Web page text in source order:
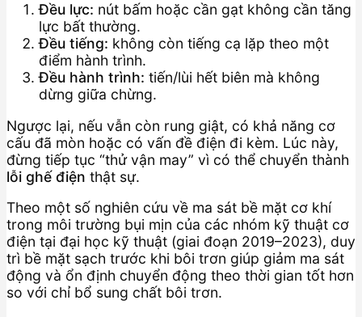
Đều lực: nút bấm hoặc cần gạt không cần tăng
lực bất thường.
Đều tiếng: không còn tiếng cạ lặp theo một
điểm hành trình.
Đều hành trình: tiến/lùi hết biên mà không
dừng giữa chừng.
Ngược lại, nếu vẫn còn rung giật, có khả năng cơ
cấu đã mòn hoặc có vấn đề điện đi kèm. Lúc này,
đừng tiếp tục “thử vận may” vì có thể chuyển thành
lỗi ghế điện thật sự.
Theo một số nghiên cứu về ma sát bề mặt cơ khí
trong môi trường bụi mịn của các nhóm kỹ thuật cơ
điện tại đại học kỹ thuật (giai đoạn 2019–2023), duy
trì bề mặt sạch trước khi bôi trơn giúp giảm ma sát
động và ổn định chuyển động theo thời gian tốt hơn
so với chỉ bổ sung chất bôi trơn.